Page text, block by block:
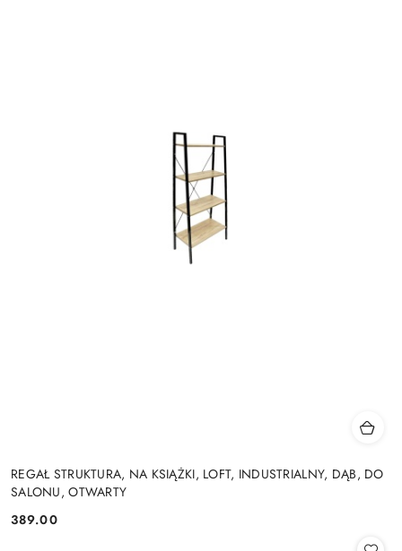
REGAŁ STRUKTURA, NA KSIĄŻKI, LOFT, INDUSTRIALNY, DĄB, DO
SALONU, OTWARTY
Cena:
389.00